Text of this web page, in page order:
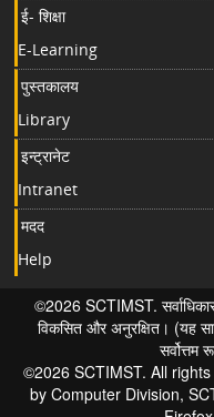
ई- शिक्षा
E-Learning
पुस्तकालय
Library
इन्ट्रानेट
Intranet
मदद
Help
©2026 SCTIMST.
विकसित और अनुरक्षित। (यह
©2026 SCTIMST. All
by Computer Division,